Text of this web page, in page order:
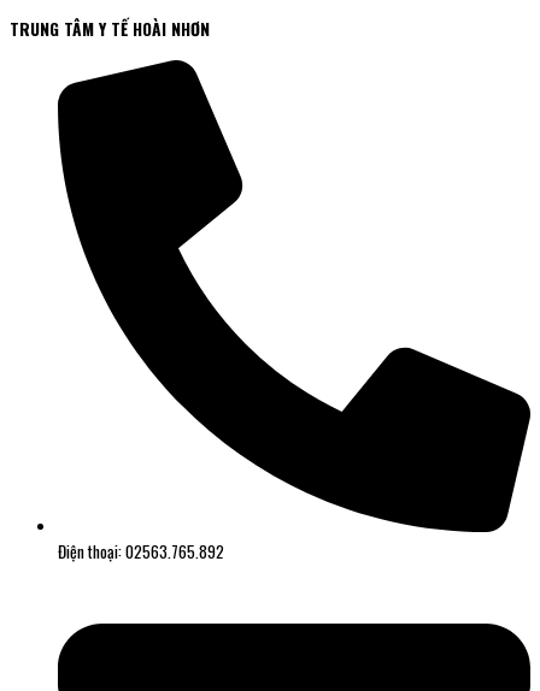
TRUNG TÂM Y TẾ HOÀI NHƠN
Điện thoại: 02563.765.892